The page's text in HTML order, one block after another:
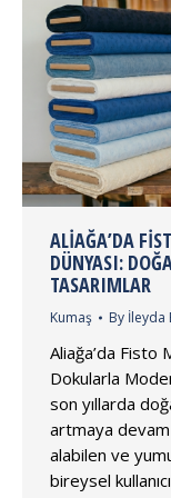
ALIAĞA’DA
DÜNYASI:
TASARIMLAR
Kumaş By İleyda
Aliağa’da Fisto
Dokularla
son yıllarda
artmaya
alabilen ve
bireysel